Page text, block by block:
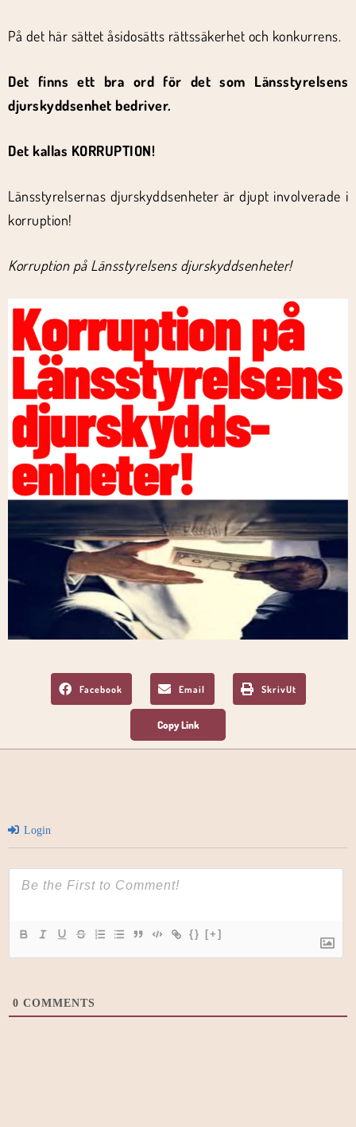
På det här sättet åsidosätts rättssäkerhet och konkurrens.
Det finns ett bra ord för det som Länsstyrelsens
djurskyddsenhet bedriver.
Det kallas KORRUPTION!
Länsstyrelsernas djurskyddsenheter är djupt involverade i
korruption!
Korruption på Länsstyrelsens djurskyddsenheter!
Facebook Email SkrivUt
Login
{} [+]
0 COMMENTS